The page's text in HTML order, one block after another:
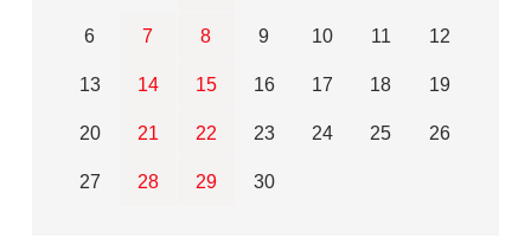
6 7 8 9 10 11 12
13 14 15 16 17 18 19
20 21 22 23 24 25 26
27 28 29 30